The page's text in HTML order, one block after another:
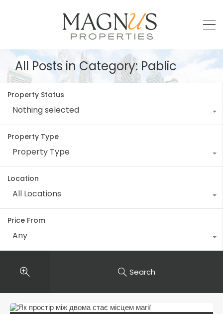
All Posts in Category: Pablic
Property Status
Nothing selected
Property Type
Property Type
Location
All Locations
Price From
Any
Search